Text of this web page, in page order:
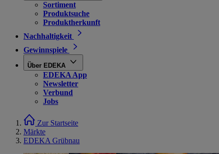
Sortiment
Produktsuche
Produktherkunft
Nachhaltigkeit
Gewinnspiele
Über EDEKA
EDEKA App
Newsletter
Verbund
Jobs
Zur Startseite
Märkte
EDEKA Grübnau